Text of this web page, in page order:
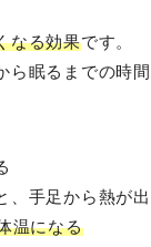
なる効果です。
眠るまでの時
手足から熱が出
温になる